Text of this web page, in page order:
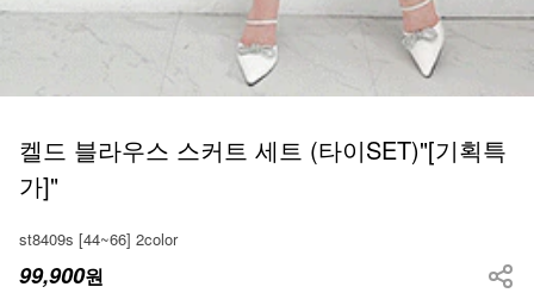
켈드 블라우스 스커트 세트 (타이SET)"[기획특
가]"
st8409s [44~66] 2color
99,900원